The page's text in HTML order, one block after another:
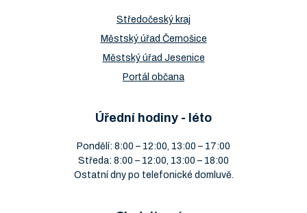
Středočeský kraj
Městský úřad Černošice
Městský úřad Jesenice
Portál občana
Úřední hodiny - léto
Pondělí: 8:00 – 12:00, 13:00 – 17:00
Středa: 8:00 – 12:00, 13:00 – 18:00
Ostatní dny po telefonické domluvě.